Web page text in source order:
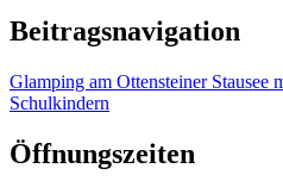
Beitragsnavigation
Glamping am Ottensteiner Stausee
Schulkindern
Öffnungszeiten